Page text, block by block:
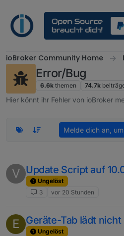
ioBroker Community Home
Error/Bug
6.6k themen 74.7k
Hier könnt ihr Fehler von ioBroker
Melde dich an,
V Update Script auf
Ungelöst
3
vor 20 Stunden
E Geräte-Tab lädt nicht
Ungelöst